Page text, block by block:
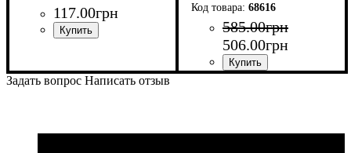
117.00грн 68616
585.00грн
506.00грн
Задать вопрос Написать отзыв